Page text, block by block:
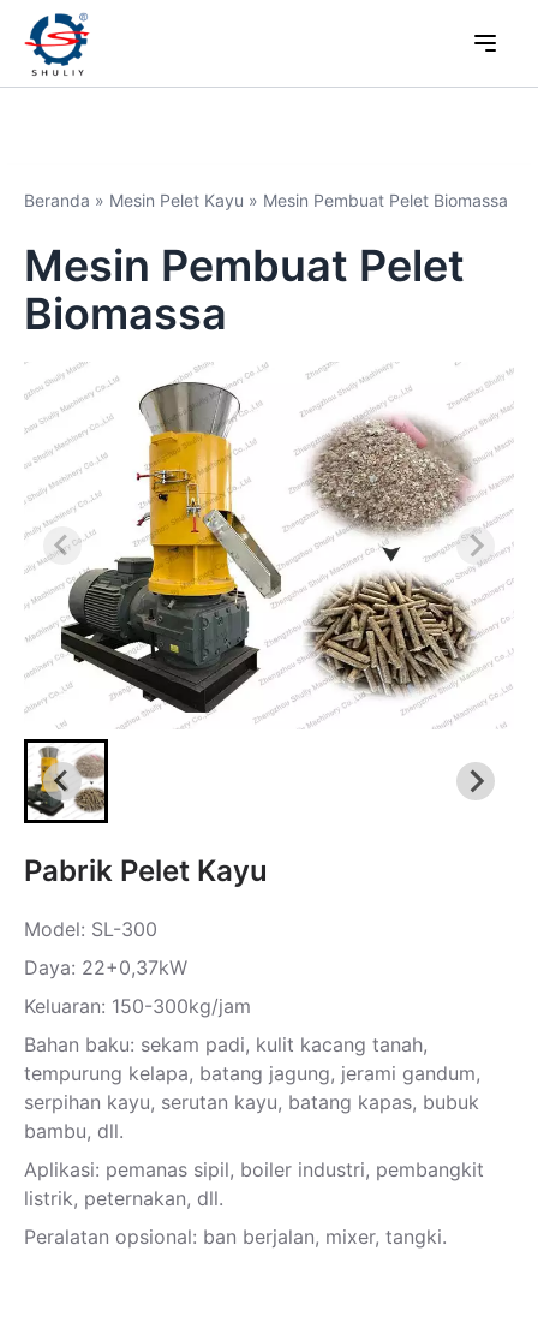
Beranda » Mesin Pelet Kayu » Mesin Pembuat Pelet Biomassa
Mesin Pembuat Pelet
Biomassa
Pabrik Pelet Kayu
Model: SL-300
Daya: 22+0,37kW
Keluaran: 150-300kg/jam
Bahan baku: sekam padi, kulit kacang tanah,
tempurung kelapa, batang jagung, jerami gandum,
serpihan kayu, serutan kayu, batang kapas, bubuk
bambu, dll.
Aplikasi: pemanas sipil, boiler industri, pembangkit
listrik, peternakan, dll.
Peralatan opsional: ban berjalan, mixer, tangki.